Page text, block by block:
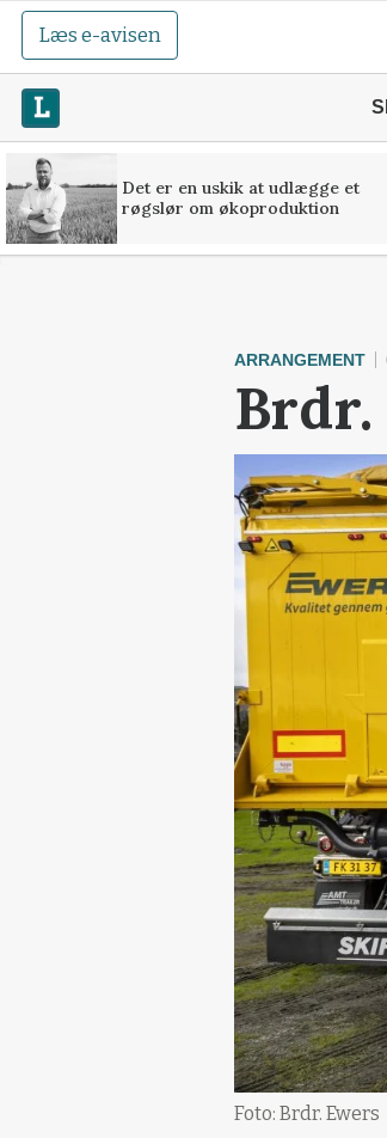
Læs e-avisen
Det er en uskik at udlægge et
røgslør om økoproduktion
ARRANGEMENT
Brdr.
Foto: Brdr. Ewers